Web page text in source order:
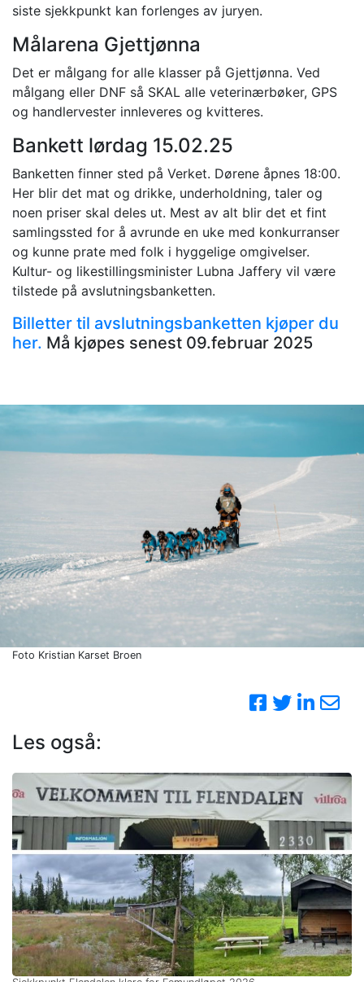
siste sjekkpunkt kan forlenges av juryen.
Målarena Gjettjønna
Det er målgang for alle klasser på Gjettjønna. Ved
målgang eller DNF så SKAL alle veterinærbøker, GPS
og handlervester innleveres og kvitteres.
Bankett lørdag 15.02.25
Banketten finner sted på Verket. Dørene åpnes 18:00.
Her blir det mat og drikke, underholdning, taler og
noen priser skal deles ut. Mest av alt blir det et fint
samlingssted for å avrunde en uke med konkurranser
og kunne prate med folk i hyggelige omgivelser.
Kultur- og likestillingsminister Lubna Jaffery vil være
tilstede på avslutningsbanketten.
Billetter til avslutningsbanketten kjøper du
her. Må kjøpes senest 09.februar 2025
Foto Kristian Karset Broen
Les også: